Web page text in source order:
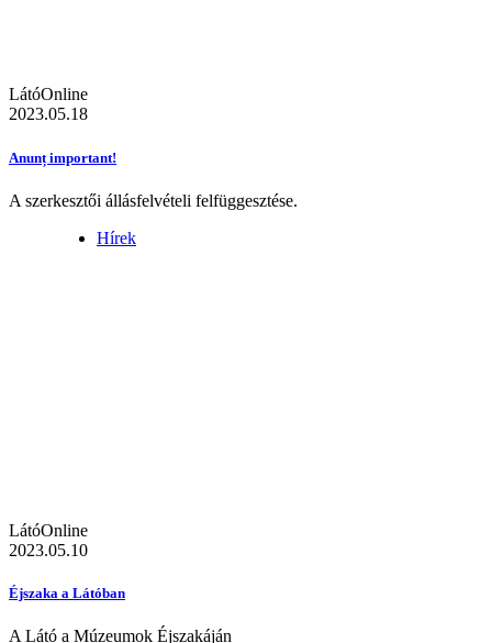
LátóOnline
2023.05.18
Anunț important!
A szerkesztői állásfelvételi felfüggesztése.
Hírek
LátóOnline
2023.05.10
Éjszaka a Látóban
A Látó a Múzeumok Éjszakáján